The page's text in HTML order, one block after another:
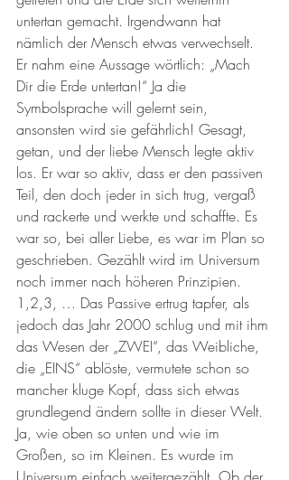
untertan gemacht. Irgendwann hat
nämlich der Mensch etwas verwechselt.
Er nahm eine Aussage wörtlich: „Mach
Dir die Erde untertan!“ Ja die
Symbolsprache will gelernt sein,
ansonsten wird sie gefährlich! Gesagt,
getan, und der liebe Mensch legte aktiv
los. Er war so aktiv, dass er den passiven
Teil, den doch jeder in sich trug, vergaß
und rackerte und werkte und schaffte. Es
war so, bei aller Liebe, es war im Plan so
geschrieben. Gezählt wird im Universum
noch immer nach höheren Prinzipien.
1,2,3, … Das Passive ertrug tapfer, als
jedoch das Jahr 2000 schlug und mit ihm
das Wesen der „ZWEI“, das Weibliche,
die „EINS“ ablöste, vermutete schon so
mancher kluge Kopf, dass sich etwas
grundlegend ändern sollte in dieser Welt.
Ja, wie oben so unten und wie im
Großen, so im Kleinen. Es wurde im